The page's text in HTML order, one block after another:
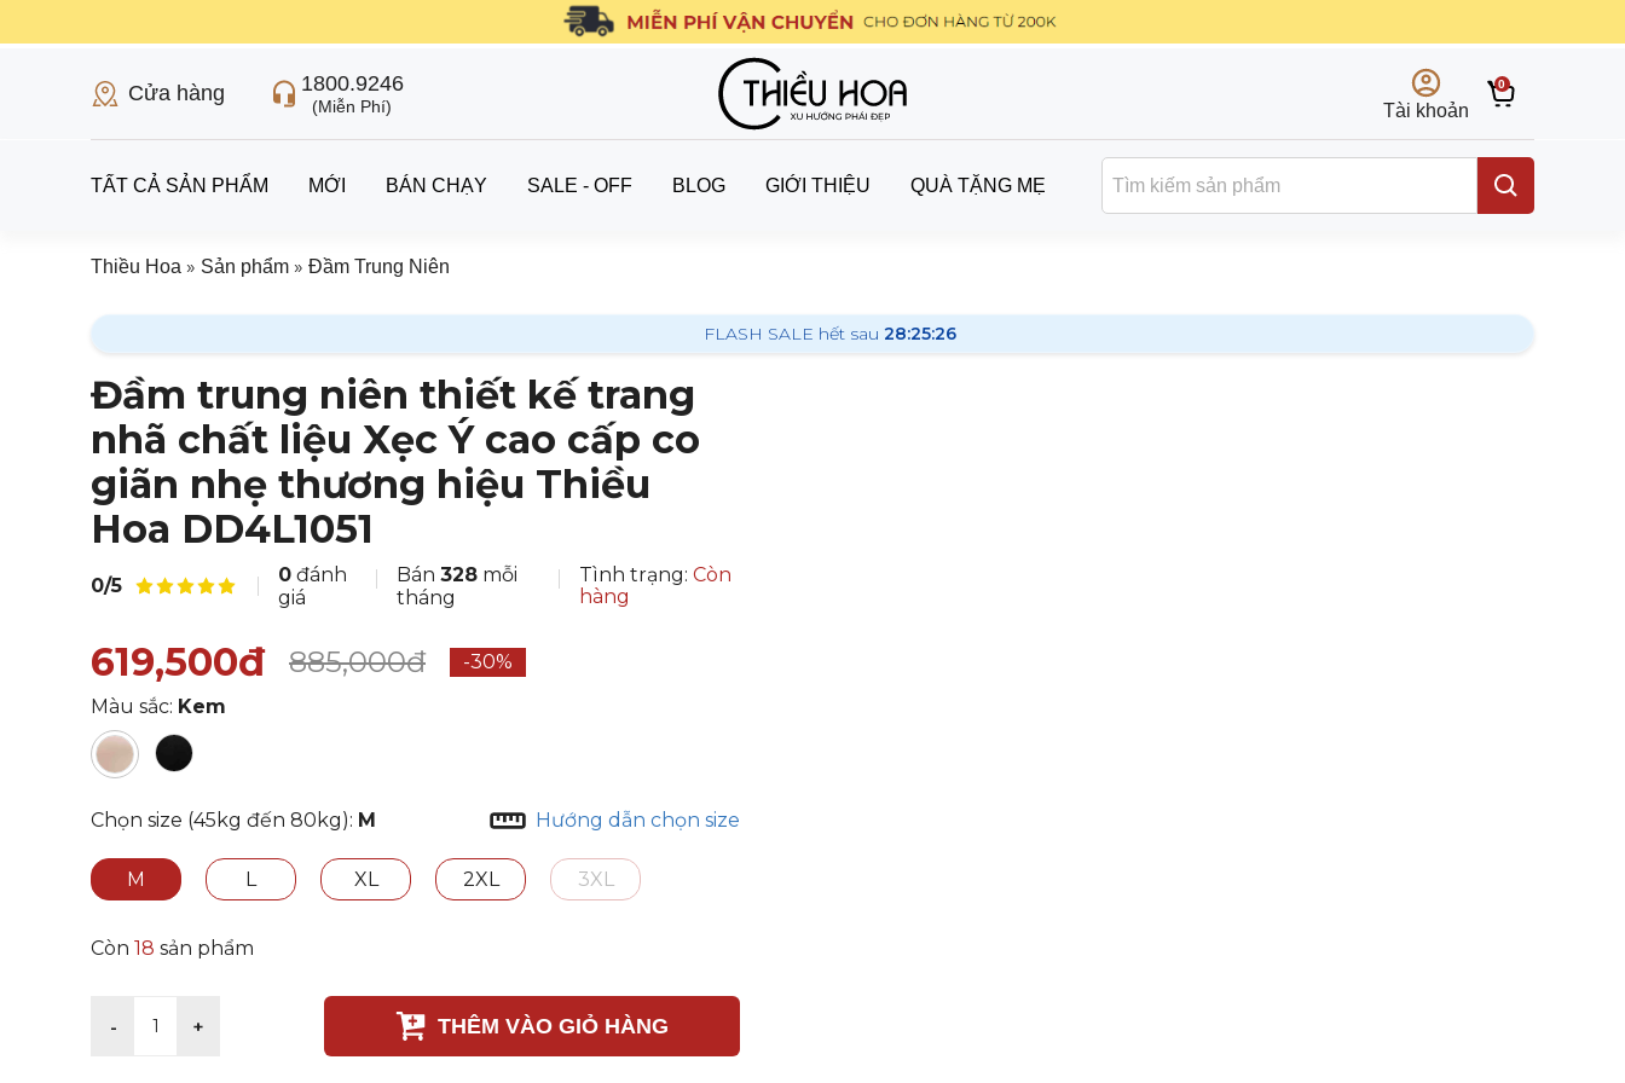
Cửa hàng 1800.9246
(Miễn Phí) Tài khoản
0
TẤT CẢ SẢN PHẨM MỚI BÁN CHẠY SALE - OFF BLOG GIỚI THIỆU QUÀ TẶNG MẸ
Thiều Hoa » Sản phẩm » Đầm Trung Niên
FLASH SALE hết sau 28:25:24
Đầm trung niên thiết kế trang
nhã chất liệu Xẹc Ý cao cấp co
giãn nhẹ thương hiệu Thiều
Hoa DD4L1051
0/5 0 đánh
giá
Bán 328mỗi
tháng
Tình trạng: Còn
hàng
619,500đ 885,000đ
-30%
Màu sắc: Kem
Chọn size (45kg đến 80kg): M Hướng dẫn chọn size
M L XL 2XL 3XL
Còn 18 sản phẩm
- 1 + THÊM VÀO GIỎ HÀNG